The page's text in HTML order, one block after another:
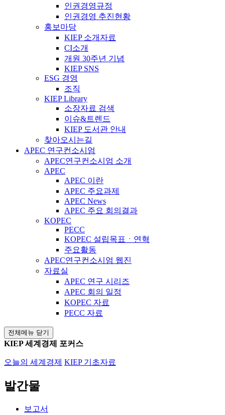
인권경영규정
인권경영 추진현황
홍보마당
KIEP 소개자료
CI소개
개원 30주년 기념
KIEP SNS
ESG 경영
조직
KIEP Library
소장자료 검색
이슈&트렌드
KIEP 도서관 안내
찾아오시는길
APEC 연구컨소시엄
APEC연구컨소시엄 소개
APEC
APEC 이란
APEC 주요과제
APEC News
APEC 주요 회의결과
KOPEC
PECC
KOPEC 설립목표ㆍ연혁
주요활동
APEC연구컨소시엄 웹진
자료실
APEC 연구 시리즈
APEC 회의 일정
KOPEC 자료
PECC 자료
전체메뉴 닫기
KIEP 세계경제 포커스
오늘의 세계경제 KIEP 기초자료
발간물
보고서